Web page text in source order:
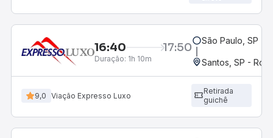
16:40 17:50
Duração: 1h 10m
São Paulo, SP -
Santos, SP -
9,0 Viação Expresso Luxo
Retirada
guichê